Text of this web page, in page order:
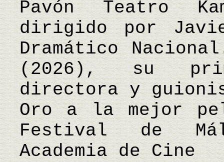
Pavón Teatro
dirigido por
Dramático
(2026), su
directora y
Oro a la mejor
Festival de
Academia de Cine